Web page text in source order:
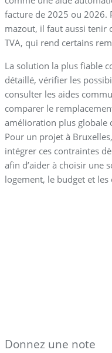
facture de 2025 ou 2026.
mazout, il faut aussi tenir
TVA, qui rend certains
La solution la plus fiable
détaillé, vérifier les
consulter les aides
comparer le
amélioration plus globale
Pour un projet à Bruxelles,
intégrer ces contraintes
afin d’aider à choisir une
logement, le budget et
Donnez une note